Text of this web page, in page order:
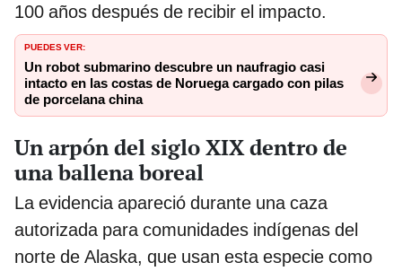
100 años después de recibir el impacto.
PUEDES VER:
Un robot submarino descubre un naufragio casi
intacto en las costas de Noruega cargado con pilas
de porcelana china
Un arpón del siglo XIX dentro de
una ballena boreal
La evidencia apareció durante una caza
autorizada para comunidades indígenas del
norte de Alaska, que usan esta especie como